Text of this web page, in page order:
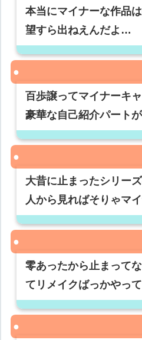
本当にマイナーな作品
望すら出ねえんだよ…
百歩譲ってマイナーキ
豪華な自己紹介パート
大昔に止まったシリー
人から見ればそりゃマ
零あったから止まって
てリメイクばっかやっ